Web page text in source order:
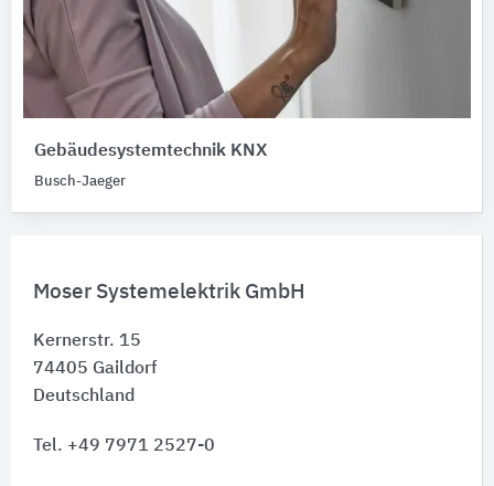
Moser Systemelektrik GmbH
Kernerstr. 15
74405 Gaildorf
Deutschland
Tel. +49 7971 2527-0
Gebäudesystemtechnik KNX
Busch-Jaeger